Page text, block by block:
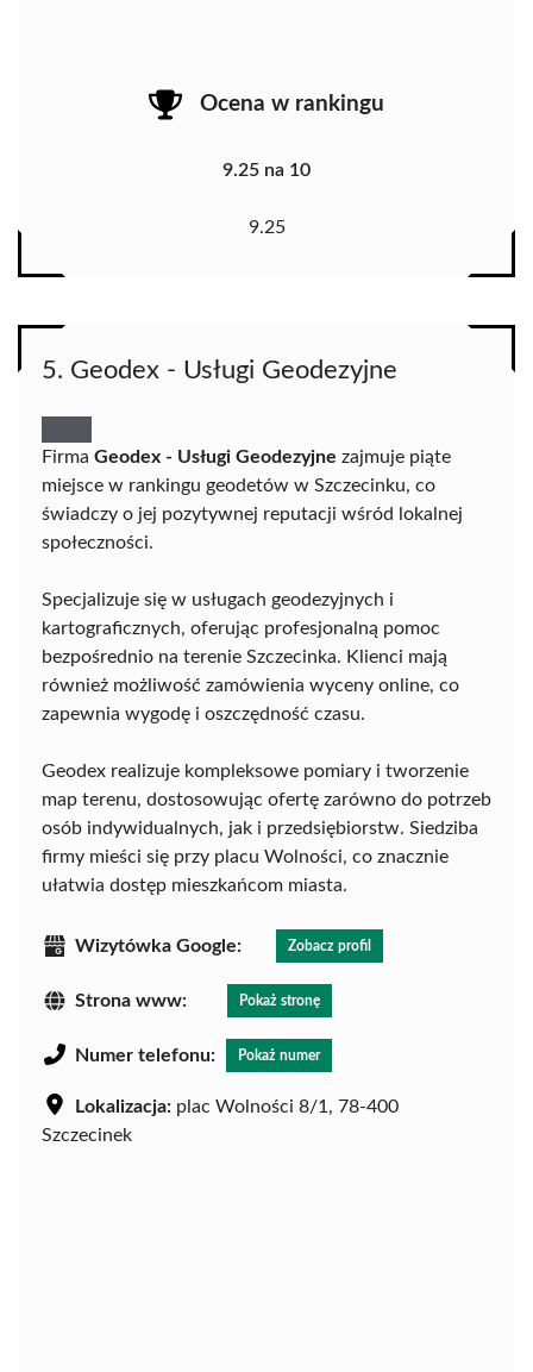
Ocena w rankingu
9.25 na 10
9.25
5. Geodex - Usługi Geodezyjne
Firma Geodex - Usługi Geodezyjne zajmuje piąte
miejsce w rankingu geodetów w Szczecinku, co
świadczy o jej pozytywnej reputacji wśród lokalnej
społeczności.
Specjalizuje się w usługach geodezyjnych i
kartograficznych, oferując profesjonalną pomoc
bezpośrednio na terenie Szczecinka. Klienci mają
również możliwość zamówienia wyceny online, co
zapewnia wygodę i oszczędność czasu.
Geodex realizuje kompleksowe pomiary i tworzenie
map terenu, dostosowując ofertę zarówno do potrzeb
osób indywidualnych, jak i przedsiębiorstw. Siedziba
firmy mieści się przy placu Wolności, co znacznie
ułatwia dostęp mieszkańcom miasta.
Wizytówka Google: Zobacz profil
Strona www: Pokaż stronę
Numer telefonu: Pokaż numer
Lokalizacja: plac Wolności 8/1, 78-400
Szczecinek